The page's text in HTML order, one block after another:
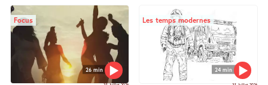
26 min
Focus
24 min
Les temps modernes